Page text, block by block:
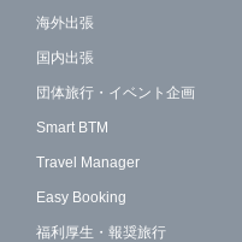
海外出張
国内出張
団体旅行・イベント企画
Smart BTM
Travel Manager
Easy Booking
福利厚生・報奨旅行